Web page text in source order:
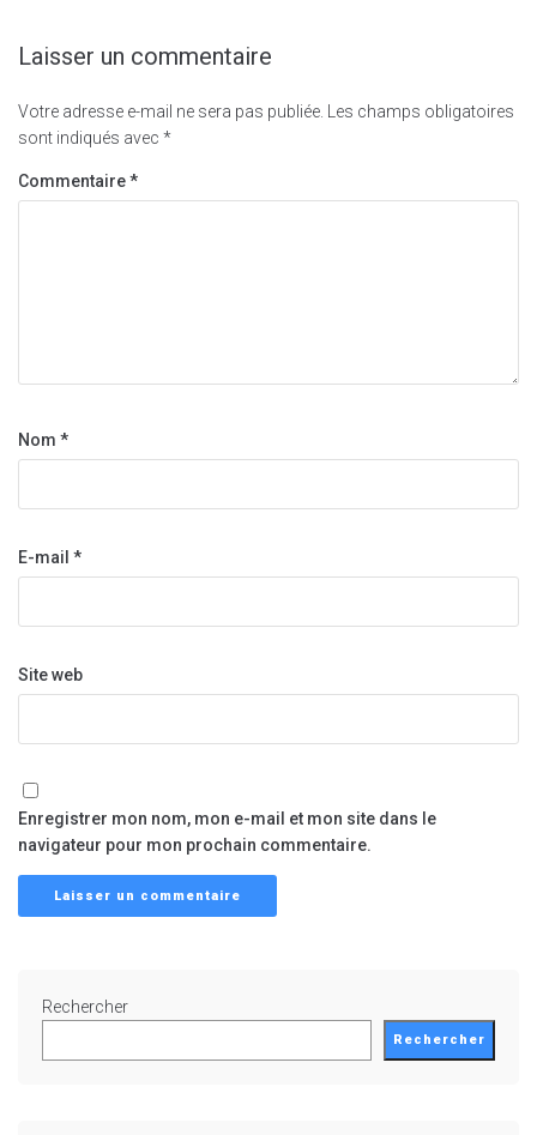
Laisser un commentaire
Votre adresse e-mail ne sera pas publiée.
Les champs obligatoires
sont indiqués avec *
Commentaire*
Nom *
E-mail *
Site web
Enregistrer mon nom, mon e-mail et mon site dans le
navigateur pour mon prochain commentaire.
Rechercher
Rechercher